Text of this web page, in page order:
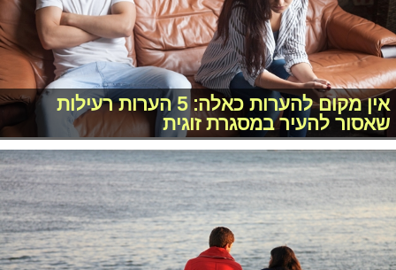
אין מקום להערות כאלה: 5 הערות רעילות
שאסור להעיר במסגרת זוגית